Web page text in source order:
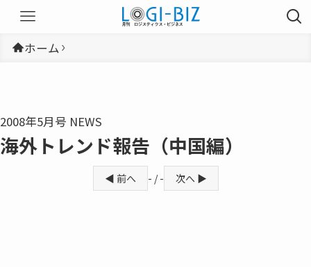
ホーム
2008年5月号 NEWS
海外トレンド報告（中国編）
◀ 前へ - / - 次へ ▶